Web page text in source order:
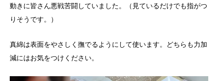
動きに皆さん悪戦苦闘していました。（見ているだけでも指がつ
りそうです。）
真綿は表面をやさしく撫でるようにして使います。どちらも力加
減にはお気をつけください。